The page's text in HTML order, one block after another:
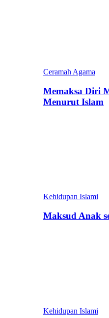
Ceramah Agama
Memaksa Diri
Menurut Islam
Kehidupan Islami
Maksud Anak
Kehidupan Islami